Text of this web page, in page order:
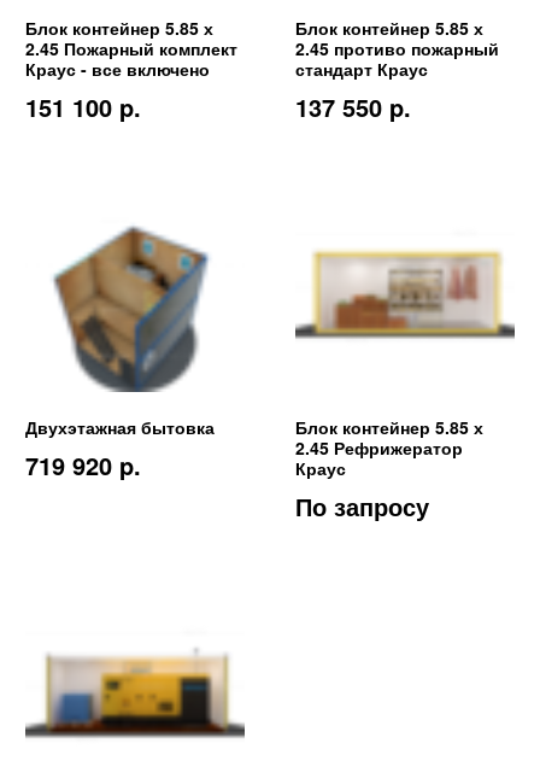
Блок контейнер 5.85 х
2.45 Пожарный комплект
Краус - все включено
151 100 p.
Блок контейнер 5.85 х
2.45 противо пожарный
стандарт Краус
137 550 p.
Двухэтажная бытовка
719 920 p.
Блок контейнер 5.85 х
2.45 Рефрижератор
Краус
По запросу